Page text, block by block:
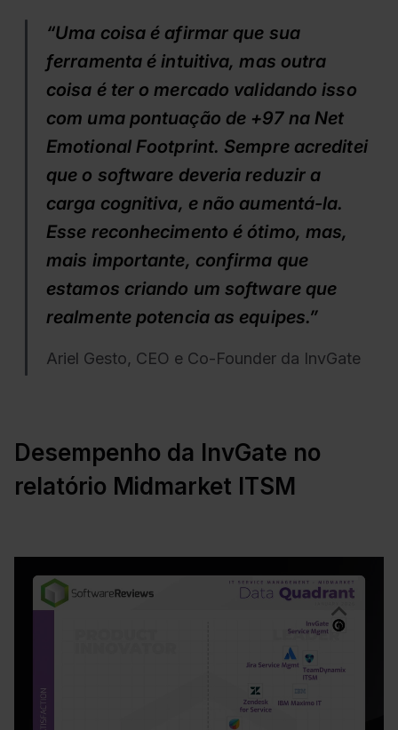
“Uma coisa é afirmar que sua
ferramenta é intuitiva, mas outra
coisa é ter o mercado validando isso
com uma pontuação de +97 na Net
Emotional Footprint. Sempre acreditei
que o software deveria reduzir a
carga cognitiva, e não aumentá-la.
Esse reconhecimento é ótimo, mas,
mais importante, confirma que
estamos criando um software que
realmente potencia as equipes.”
Ariel Gesto, CEO e Co-Founder da InvGate
Desempenho da InvGate no
relatório Midmarket ITSM